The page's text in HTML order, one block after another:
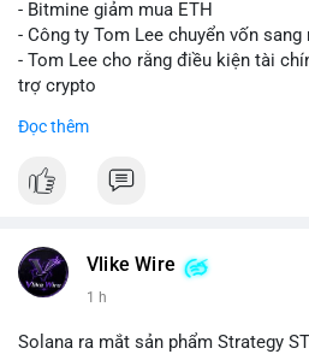
- Bitmine giảm mua ETH
- Công ty Tom Lee chuyển vốn
- Tom Lee cho rằng điều kiện tài
trợ crypto
nghỉ tháng 8
#binancesquare
#vlikevn #titanbot
📰 Nguồn: CoinDesk
Đọc thêm
Vlike Wire
1 h
Solana ra mắt sản phẩm Strategy